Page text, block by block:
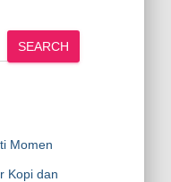
SEARCH
Momen
Kopi dan